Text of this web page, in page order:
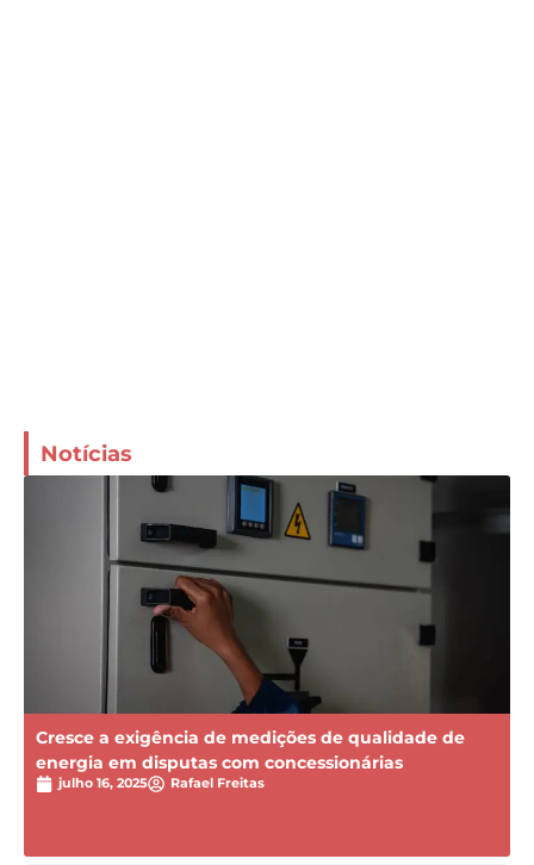
Notícias
Cresce a exigência de medições de qualidade de
energia em disputas com concessionárias
julho 16, 2025 Rafael Freitas